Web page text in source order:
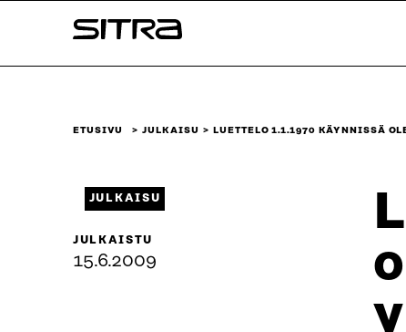
sisältöön
Sitra
ETUSIVU JULKAISU LUETTELO 1.1.1970 KÄYNNISSÄ
JULKAISU
JULKAISTU
15.6.2009